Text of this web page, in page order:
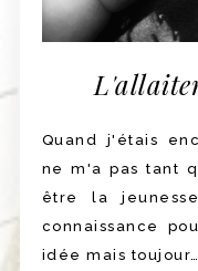
Quand j'étais
ne m'a pas tant
être la
connaissance
idée mais toujour…